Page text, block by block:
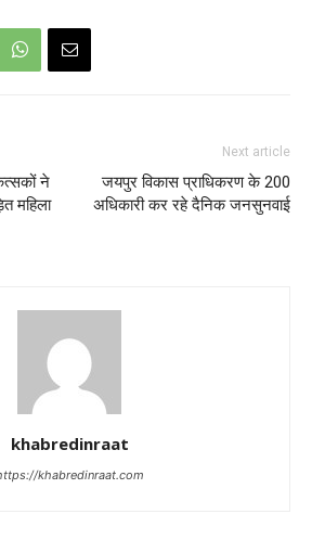
ने
महिला
Next article
जयपुर विकास प्राधिकरण के 200
अधिकारी कर रहे दैनिक जनसुनवाई
khabredinraat
khabredinraat.com